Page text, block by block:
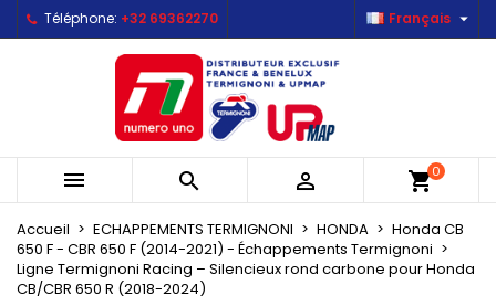
Téléphone: +32 69362270 Français 
   shopping_cart0
Accueil ECHAPPEMENTS TERMIGNONI HONDA
Honda CB
650 F - CBR 650 F (2014-2021) - Échappements Termignoni
Ligne Termignoni Racing – Silencieux rond carbone pour Honda
CB/CBR 650 R (2018-2024)
Mes listes d'envies ×
Créer une nouvelle liste
Créer une liste d'envies ×
Nom de la liste d'envies
Connexion ×
Vous devez être connecté pour ajouter des produits
à votre liste d'envies.
Annuler Connexion